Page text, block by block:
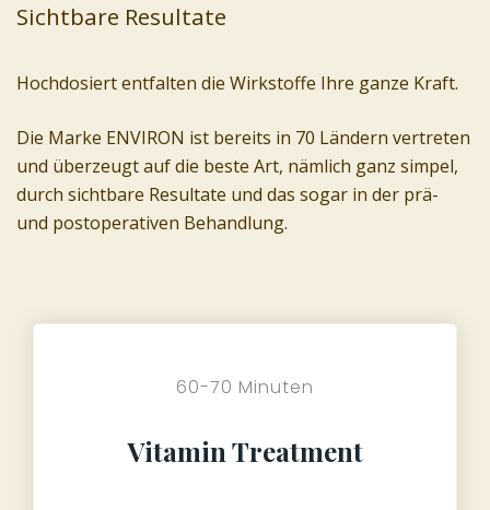
Sichtbare Resultate
Hochdosiert entfalten die Wirkstoffe Ihre ganze Kraft.
Die Marke ENVIRON ist bereits in 70 Ländern vertreten
und überzeugt auf die beste Art, nämlich ganz simpel,
durch sichtbare Resultate und das sogar in der prä-
und postoperativen Behandlung.
60-70 Minuten
Vitamin Treatment